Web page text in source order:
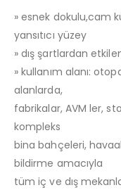
» esnek dokulu,cam
yansıtıcı yüzey
» dış şartlardan
» kullanım alanı:
alanlarda,
fabrikalar, AVM ler,
kompleks
bina bahçeleri,
bildirme amacıyla
tüm iç ve dış